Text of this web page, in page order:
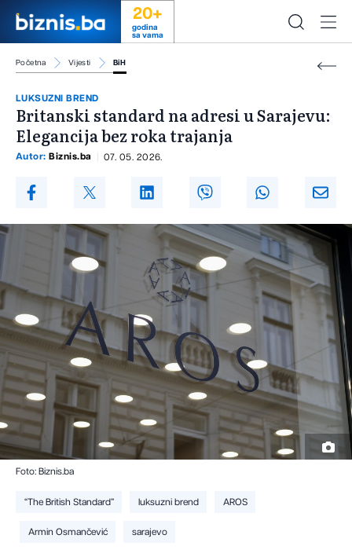
20+
godina
sa vama
Početna Vijesti BiH
LUKSUZNI BREND
Britanski standard na adresi u Sarajevu:
Elegancija bez roka trajanja
Autor: Biznis.ba 07. 05. 2026.
Foto: Biznis.ba
“The British Standard” luksuzni brend AROS
Armin Osmančević sarajevo